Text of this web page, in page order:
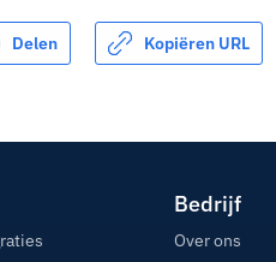
Delen Kopiëren URL
Bedrijf
Over ons